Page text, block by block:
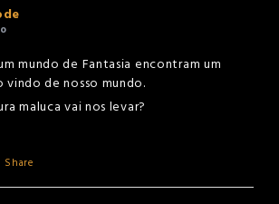
mundo de Fantasia encontram um
vindo de nosso mundo.
maluca vai nos levar?
Share